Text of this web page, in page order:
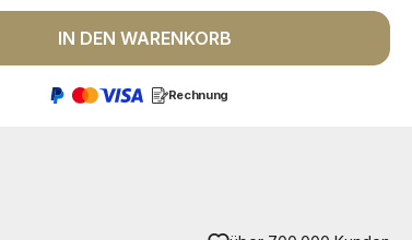
Gib den gewünschten Wert
IN DEN WARENKORB
Rechnung